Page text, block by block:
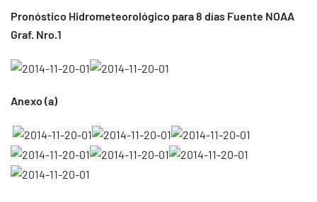
Pronóstico Hidrometeorológico para 8 días Fuente NOAA
Graf. Nro.1
Anexo (a)